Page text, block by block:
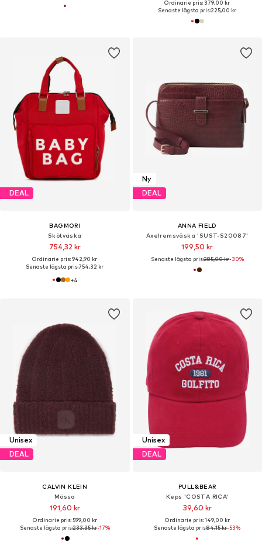
Ordinarie pris: 379,00 kr
Senaste lägsta pris:225,00 kr
DEAL
BAGMORI
Skötväska
754,32 kr
Ordinarie pris: 942,90 kr
Senaste lägsta pris:754,32 kr
+4
Ny
DEAL
ANNA FIELD
Axelremsväska 'SUST-S20087'
199,50 kr
Senaste lägsta pris:285,00 kr-30%
Unisex
DEAL
CALVIN KLEIN
Mössa
191,60 kr
Ordinarie pris: 599,00 kr
Senaste lägsta pris:233,35 kr-17%
Unisex
DEAL
PULL&BEAR
Keps 'COSTA RICA'
39,60 kr
Ordinarie pris: 149,00 kr
Senaste lägsta pris:84,15 kr-53%